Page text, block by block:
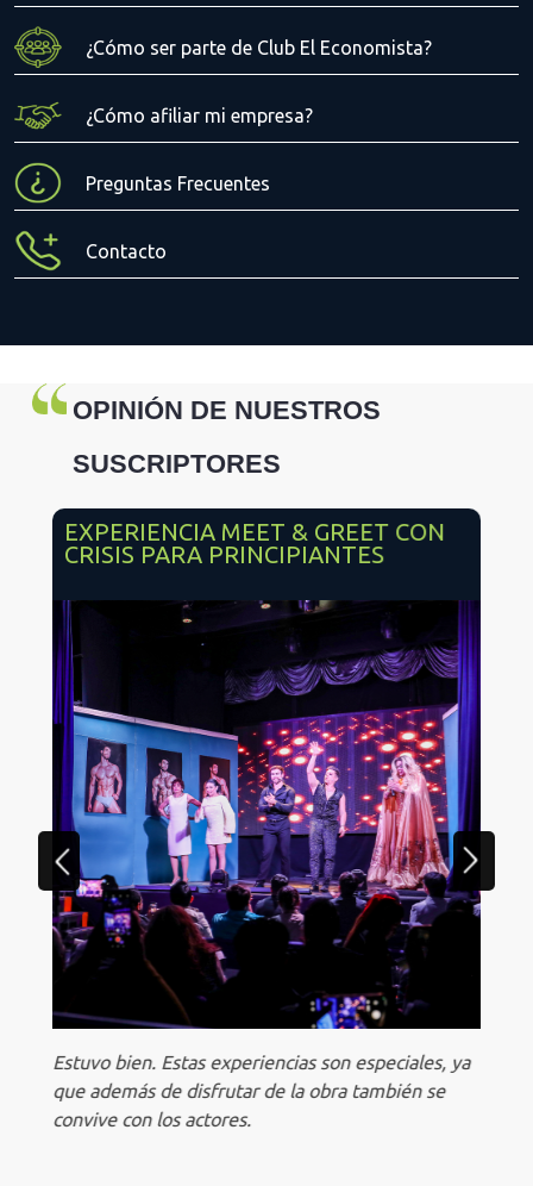
¿Cómo ser parte de Club El Economista?
¿Cómo afiliar mi empresa?
Preguntas Frecuentes
Contacto
OPINIÓN DE NUESTROS
SUSCRIPTORES
EXPERIENCIA MEET & GREET CON
CRISIS PARA PRINCIPIANTES
Estuvo bien. Estas experiencias son especiales, ya
que además de disfrutar de la obra también se
convive con los actores.